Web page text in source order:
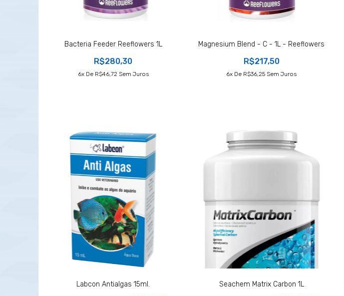
Bacteria Feeder Reeflowers 1L
R$280,30
6X De R$46,72 Sem Juros
Magnesium Blend - C - 1L - Reeflowers
R$217,50
6X De R$36,25 Sem Juros
Labcon Antialgas 15ml. Seachem Matrix Carbon 1L